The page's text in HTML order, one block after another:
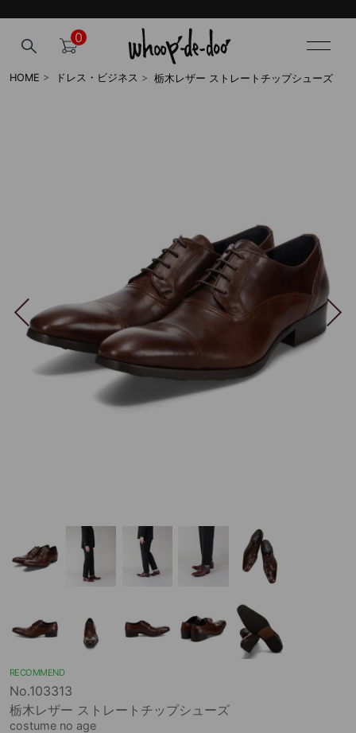
0
HOME > ドレス・ビジネス > 栃木レザー ストレートチップシューズ
RECOMMEND
No.103313
栃木レザー ストレートチップシューズ
costume no age